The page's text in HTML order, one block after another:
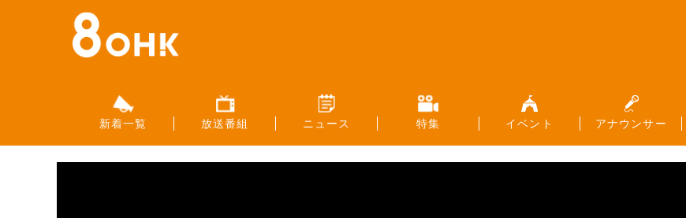
新着一覧 放送番組 ニュース 特集 イベント アナウンサー